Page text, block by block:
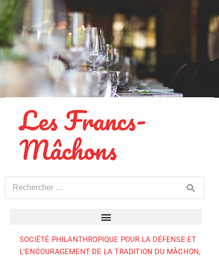
Les Francs-
Mâchons
SOCIÉTÉ PHILANTHROPIQUE POUR LA DÉFENSE ET
L’ENCOURAGEMENT DE LA TRADITION DU MÂCHON,